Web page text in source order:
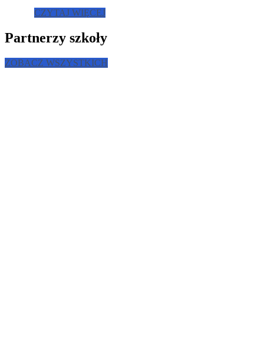
CZYTAJ WIĘCEJ
Partnerzy szkoły
ZOBACZ WSZYSTKICH